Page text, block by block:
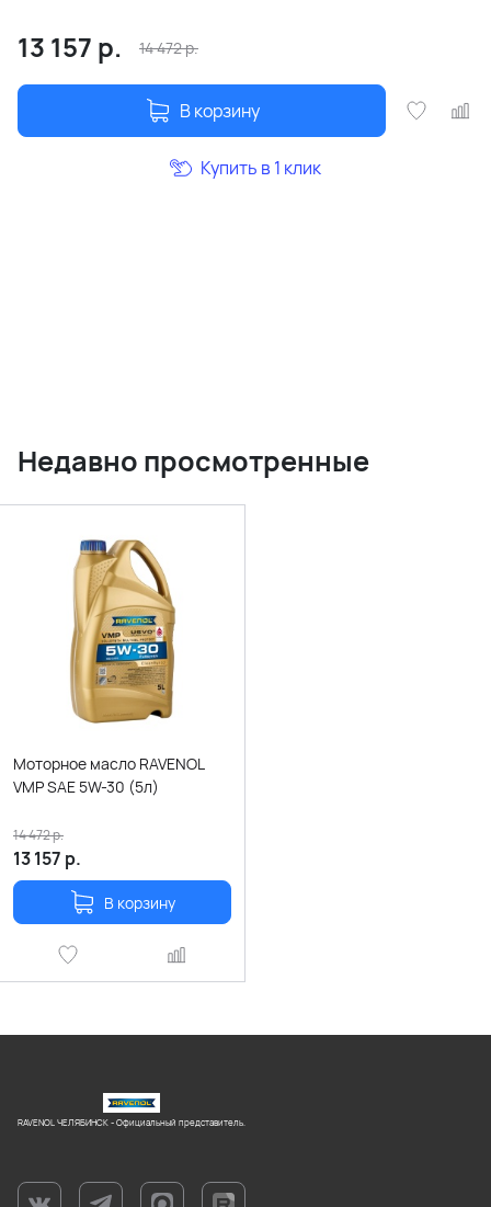
13 157 р. 14 472р.
В корзину
Купить в 1 клик
Недавно просмотренные
Моторное масло RAVENOL
VMP SAE 5W-30 (5л)
13 157 р.
14 472р.
В корзину
RAVENOL ЧЕЛЯБИНСК - Официальный представитель.